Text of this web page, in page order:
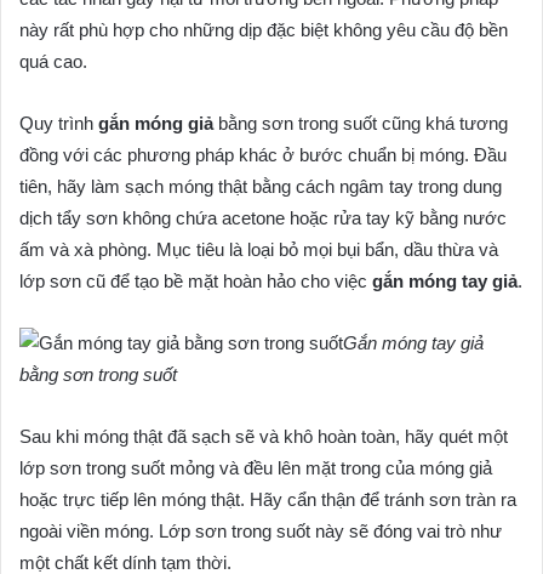
này rất phù hợp cho những dịp đặc biệt không yêu cầu độ bền
quá cao.
Quy trình gắn móng giảbằng sơn trong suốt cũng khá tương
đồng với các phương pháp khác ở bước chuẩn bị móng. Đầu
tiên, hãy làm sạch móng thật bằng cách ngâm tay trong dung
dịch tẩy sơn không chứa acetone hoặc rửa tay kỹ bằng nước
ấm và xà phòng. Mục tiêu là loại bỏ mọi bụi bẩn, dầu thừa và
lớp sơn cũ để tạo bề mặt hoàn hảo cho việc gắn móng tay giả.
Gắn móng tay giả
bằng sơn trong suốt
Sau khi móng thật đã sạch sẽ và khô hoàn toàn, hãy quét một
lớp sơn trong suốt mỏng và đều lên mặt trong của móng giả
hoặc trực tiếp lên móng thật. Hãy cẩn thận để tránh sơn tràn ra
ngoài viền móng. Lớp sơn trong suốt này sẽ đóng vai trò như
một chất kết dính tạm thời.